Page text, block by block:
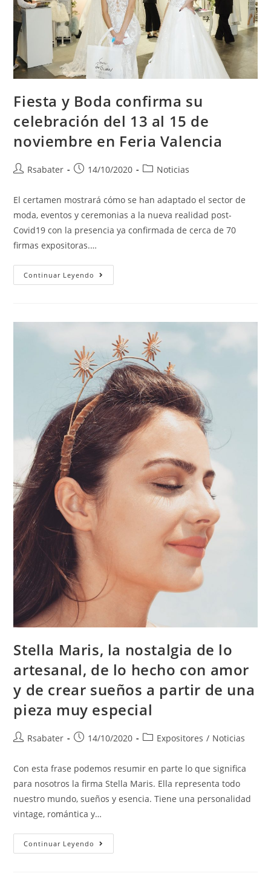
Fiesta y Boda confirma su
celebración del 13 al 15 de
noviembre en Feria Valencia
Rsabater 14/10/2020 Noticias
El certamen mostrará cómo se han adaptado el sector de
moda, eventos y ceremonias a la nueva realidad post-
Covid19 con la presencia ya confirmada de cerca de 70
firmas expositoras.…
Continuar Leyendo
Stella Maris, la nostalgia de lo
artesanal, de lo hecho con amor
y de crear sueños a partir de una
pieza muy especial
Rsabater 14/10/2020 Expositores / Noticias
Con esta frase podemos resumir en parte lo que significa
para nosotros la firma Stella Maris. Ella representa todo
nuestro mundo, sueños y esencia. Tiene una personalidad
vintage, romántica y…
Continuar Leyendo